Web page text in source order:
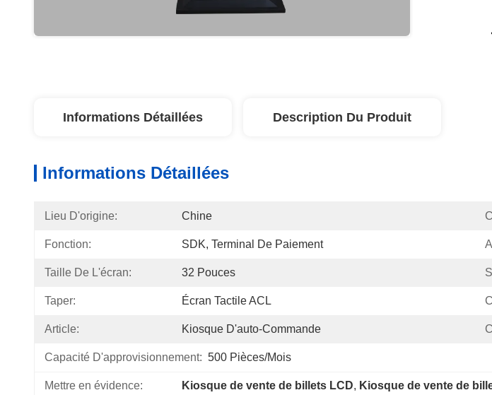
Informations Détaillées Description Du Produit
Informations Détaillées
Lieu D'origine: Chine
Fonction: SDK, Terminal De Paiement
Taille De L'écran: 32 Pouces
Taper: Écran Tactile ACL
Article: Kiosque D'auto-Commande
Capacité D'approvisionnement: 500 Pièces/mois
Mettre en évidence: Kiosque de vente de billets LCD, Kiosque de vente de